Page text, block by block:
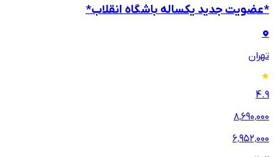
*عضویت جدید یکساله باشگاه انقلاب*
تهران
4.9
۸٬۶۹۰٬۰۰۰
۶٬۹۵۲٬۰۰۰